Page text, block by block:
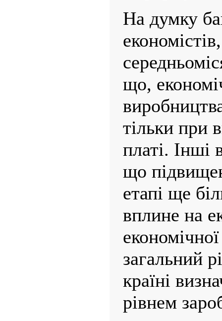
На думку
що,
тільки при
платі. Інші
що
етапі ще
вплине на
загальний
країні
рівнем